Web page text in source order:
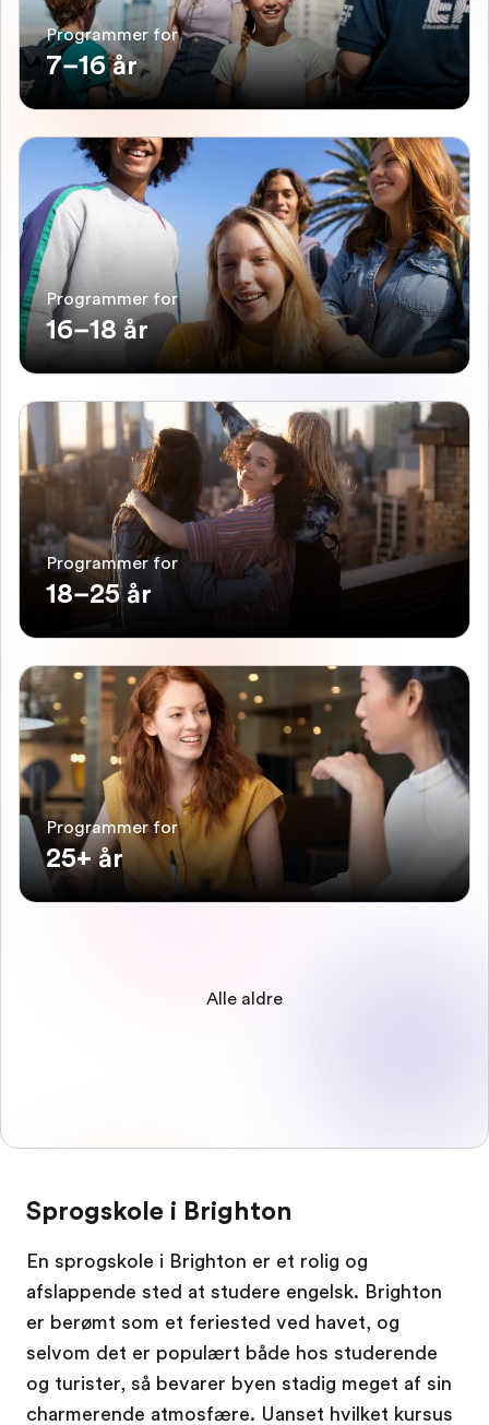
Programmer for
7–16 år
Programmer for
16–18 år
Programmer for
18–25 år
Programmer for
25+ år
Alle aldre
Sprogskole i Brighton
En sprogskole i Brighton er et rolig og
afslappende sted at studere engelsk. Brighton
er berømt som et feriested ved havet, og
selvom det er populært både hos studerende
og turister, så bevarer byen stadig meget af sin
charmerende atmosfære. Uanset hvilket kursus